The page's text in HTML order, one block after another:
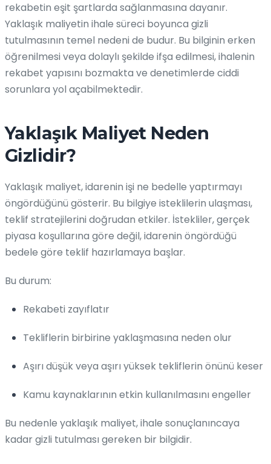
rekabetin eşit şartlarda sağlanmasına dayanır.
Yaklaşık maliyetin ihale süreci boyunca gizli
tutulmasının temel nedeni de budur. Bu bilginin erken
öğrenilmesi veya dolaylı şekilde ifşa edilmesi, ihalenin
rekabet yapısını bozmakta ve denetimlerde ciddi
sorunlara yol açabilmektedir.
Yaklaşık Maliyet Neden
Gizlidir?
Yaklaşık maliyet, idarenin işi ne bedelle yaptırmayı
öngördüğünü gösterir. Bu bilgiye isteklilerin ulaşması,
teklif stratejilerini doğrudan etkiler. İstekliler, gerçek
piyasa koşullarına göre değil, idarenin öngördüğü
bedele göre teklif hazırlamaya başlar.
Bu durum:
Rekabeti zayıflatır
Tekliflerin birbirine yaklaşmasına neden olur
Aşırı düşük veya aşırı yüksek tekliflerin önünü keser
Kamu kaynaklarının etkin kullanılmasını engeller
Bu nedenle yaklaşık maliyet, ihale sonuçlanıncaya
kadar gizli tutulması gereken bir bilgidir.